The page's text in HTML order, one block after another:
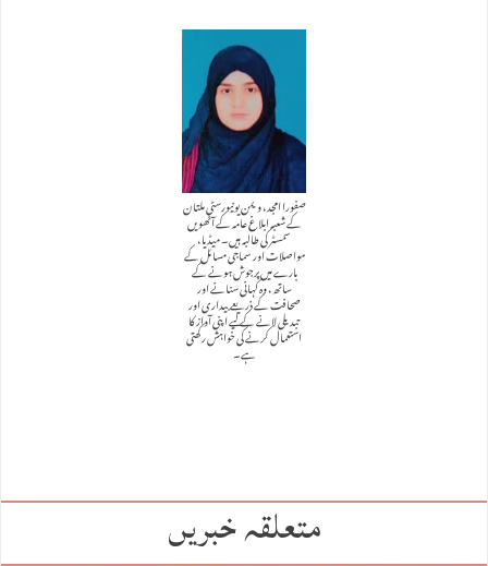
صفورا امجد، ویمن یونیورسٹی ملتان
کے شعبہ ابلاغ عامہ کے آٹھویں
سمسٹر کی طالبہ ہیں۔ میڈیا،
مواصلات اور سماجی مسائل کے
بارے میں پرجوش ہونے کے
ساتھ، وہ کہانی سنانے اور
صحافت کے ذریعے بیداری اور
تبدیلی لانے کے لیے اپنی آواز کا
استعمال کرنے کی خواہش رکھتی
ہے۔
متعلقہ خبریں